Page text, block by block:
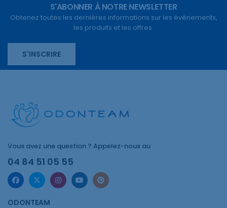
S'ABONNER À NOTRE NEWSLETTER
Obtenez toutes les dernières informations sur les événements,
les produits et les offres.
S'INSCRIRE
Vous avez une question ? Appelez-nous au
04 84 51 05 55
ODONTEAM